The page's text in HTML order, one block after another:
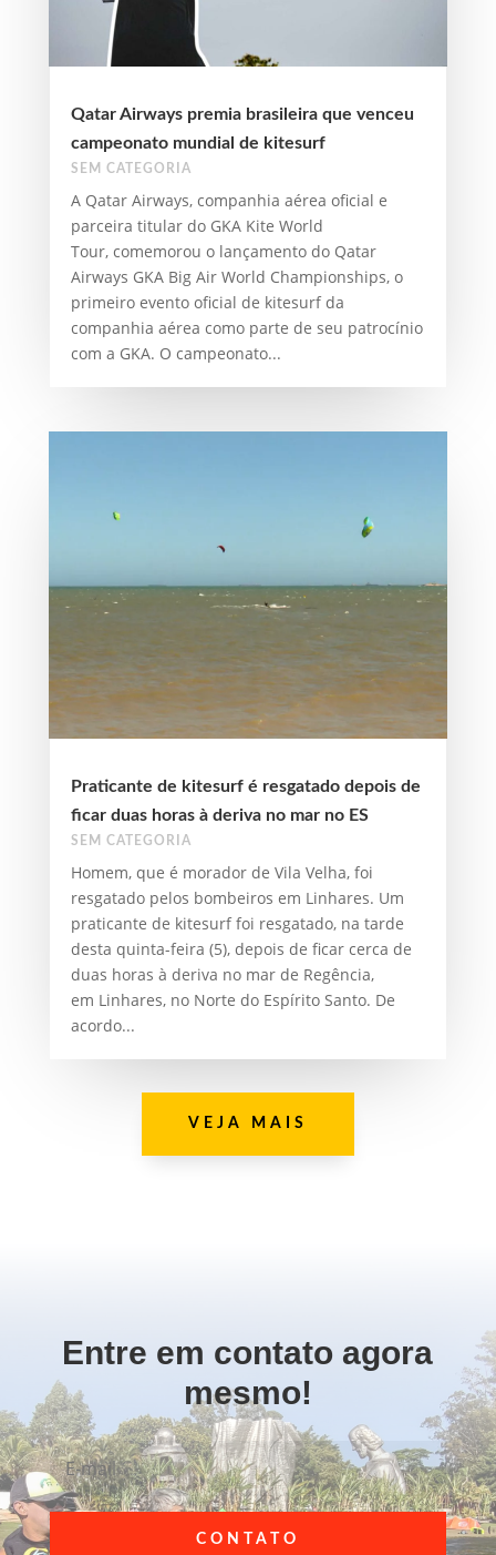
Qatar Airways premia brasileira que venceu
campeonato mundial de kitesurf
SEM CATEGORIA
A Qatar Airways, companhia aérea oficial e
parceira titular do GKA Kite World
Tour, comemorou o lançamento do Qatar
Airways GKA Big Air World Championships, o
primeiro evento oficial de kitesurf da
companhia aérea como parte de seu patrocínio
com a GKA. O campeonato...
Praticante de kitesurf é resgatado depois de
ficar duas horas à deriva no mar no ES
SEM CATEGORIA
Homem, que é morador de Vila Velha, foi
resgatado pelos bombeiros em Linhares. Um
praticante de kitesurf foi resgatado, na tarde
desta quinta-feira (5), depois de ficar cerca de
duas horas à deriva no mar de Regência,
em Linhares, no Norte do Espírito Santo. De
acordo...
VEJA MAIS
Entre em contato agora
mesmo!
CONTATO